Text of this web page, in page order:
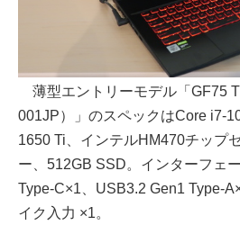
薄型エントリーモデル「GF75
001JP）」のスペックはCore i7-
1650 Ti、インテルHM470チップ
ー、512GB SSD。インターフェ
Type-C×1、USB3.2 Gen1 Type-
イク入力 ×1。